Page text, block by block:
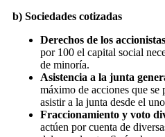
b) Sociedades cotizadas
Derechos de los accionistas
por 100 el capital social
de minoría.
Asistencia a la junta
máximo de acciones que
asistir a la junta desde el
Fraccionamiento y voto
actúen por cuenta de